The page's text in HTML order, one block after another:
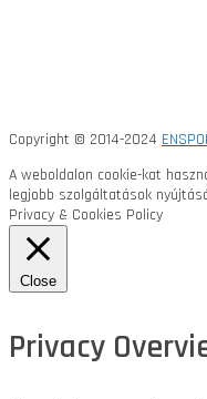
Copyright © 2014-2024
A weboldalon cookie-kat
legjobb szolgáltatások
Privacy & Cookies Policy
Close
Privacy